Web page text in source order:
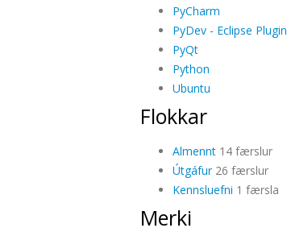
PyCharm
PyDev - Eclipse Plugin
PyQt
Python
Ubuntu
Flokkar
Almennt14 færslur
Útgáfur26 færslur
Kennsluefni 1 færsla
Merki